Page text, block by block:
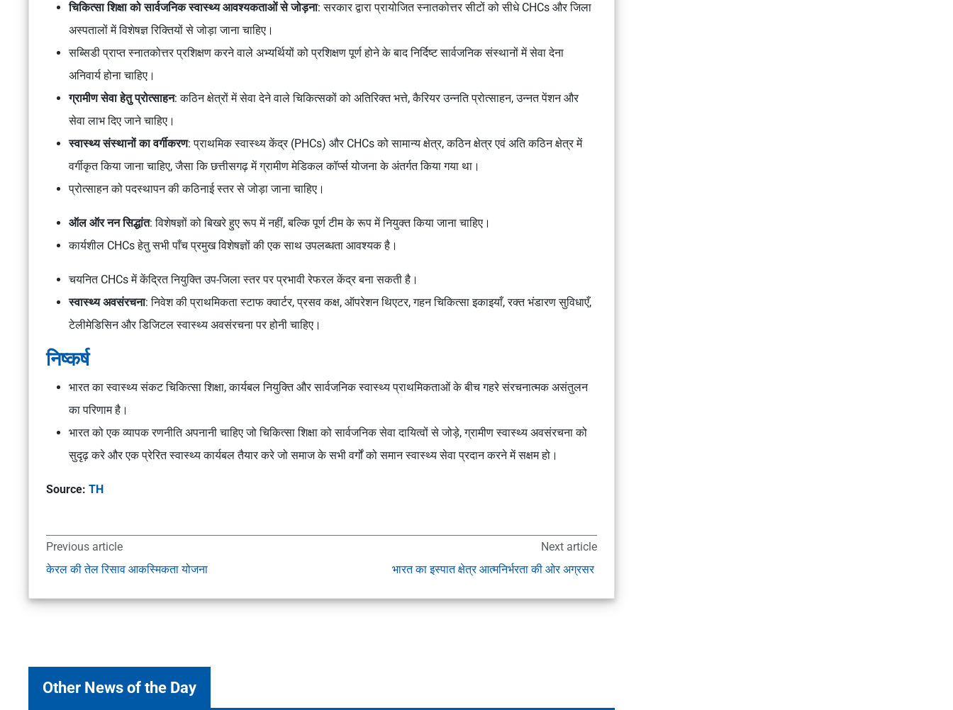
चिकित्सा शिक्षा को सार्वजनिक स्वास्थ्य आवश्यकताओं से जोड़ना: सरकार द्वारा प्रायोजित स्नातकोत्तर सीटों को सीधे CHCs और जिला
अस्पतालों में विशेषज्ञ रिक्तियों से जोड़ा जाना चाहिए।
सब्सिडी प्राप्त स्नातकोत्तर प्रशिक्षण करने वाले अभ्यर्थियों को प्रशिक्षण पूर्ण होने के बाद निर्दिष्ट सार्वजनिक संस्थानों में सेवा देना
अनिवार्य होना चाहिए।
ग्रामीण सेवा हेतु प्रोत्साहन: कठिन क्षेत्रों में सेवा देने वाले चिकित्सकों को अतिरिक्त भत्ते, कैरियर उन्नति प्रोत्साहन, उन्नत पेंशन और
सेवा लाभ दिए जाने चाहिए।
स्वास्थ्य संस्थानों का वर्गीकरण: प्राथमिक स्वास्थ्य केंद्र (PHCs) और CHCs को सामान्य क्षेत्र, कठिन क्षेत्र एवं अति कठिन क्षेत्र में
वर्गीकृत किया जाना चाहिए, जैसा कि छत्तीसगढ़ मेंग्रामीण मेडिकल कॉर्प्स योजनाके अंतर्गत किया गया था।
प्रोत्साहन को पदस्थापन की कठिनाई स्तर से जोड़ा जाना चाहिए।
ऑल ऑर नन सिद्धांत: विशेषज्ञों को बिखरे हुए रूप में नहीं, बल्कि पूर्ण टीम के रूप में नियुक्त किया जाना चाहिए।
कार्यशील CHCs हेतु सभी पाँच प्रमुख विशेषज्ञों की एक साथ उपलब्धता आवश्यक है।
चयनित CHCs में केंद्रित नियुक्ति उप-जिला स्तर पर प्रभावी रेफरल केंद्र बना सकती है।
स्वास्थ्य अवसंरचना: निवेश की प्राथमिकता स्टाफ क्वार्टर, प्रसव कक्ष, ऑपरेशन थिएटर, गहन चिकित्सा इकाइयाँ, रक्त भंडारण सुविधाएँ,
टेलीमेडिसिन और डिजिटल स्वास्थ्य अवसंरचना पर होनी चाहिए।
निष्कर्ष
भारत का स्वास्थ्य संकट चिकित्सा शिक्षा, कार्यबल नियुक्ति और सार्वजनिक स्वास्थ्य प्राथमिकताओं के बीच गहरे संरचनात्मक असंतुलन
का परिणाम है।
भारत को एक व्यापक रणनीति अपनानी चाहिए जो चिकित्सा शिक्षा को सार्वजनिक सेवा दायित्वों से जोड़े, ग्रामीण स्वास्थ्य अवसंरचना को
सुदृढ़ करे और एक प्रेरित स्वास्थ्य कार्यबल तैयार करे जो समाज के सभी वर्गों को समान स्वास्थ्य सेवा प्रदान करने में सक्षम हो।
Source: TH
Previous article
केरल की तेल रिसाव आकस्मिकता योजना
Next article
भारत का इस्पात क्षेत्र आत्मनिर्भरता की ओर अग्रसर
Other News of the Day